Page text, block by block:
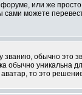
или же
сами можете
обычно
уникальна
то это